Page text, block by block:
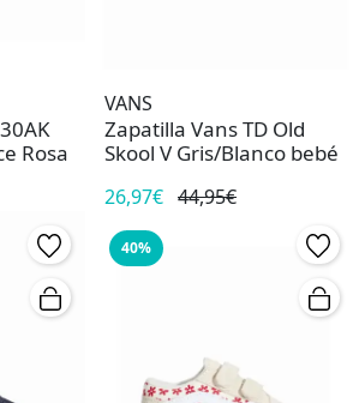
Rosa
VANS
Zapatilla Vans TD Old
Skool V Gris/Blanco bebé
26,97€ 44,95€
40%